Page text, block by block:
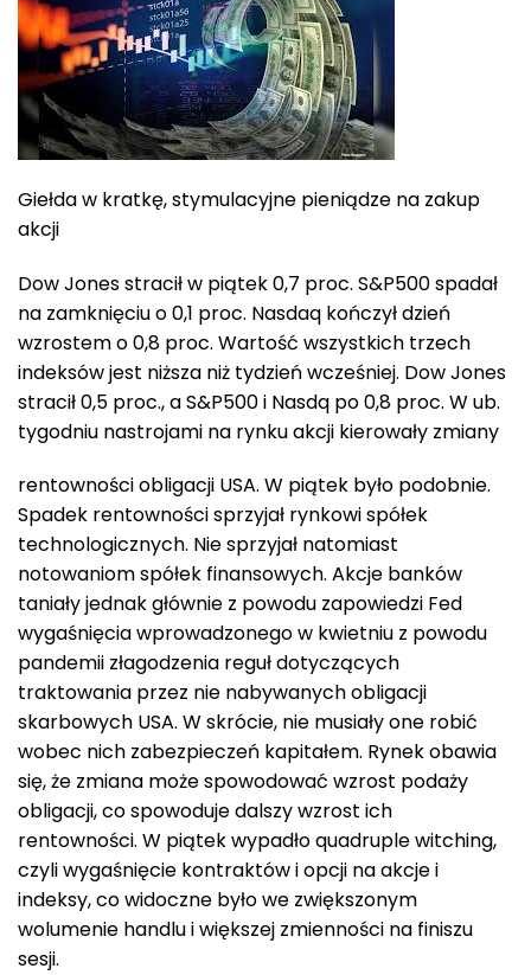
Giełda w kratkę, stymulacyjne pieniądze na zakup
akcji
Dow Jones stracił w piątek 0,7 proc. S&P500 spadał
na zamknięciu o 0,1 proc. Nasdaq kończył dzień
wzrostem o 0,8 proc. Wartość wszystkich trzech
indeksów jest niższa niż tydzień wcześniej. Dow Jones
stracił 0,5 proc., a S&P500 i Nasdq po 0,8 proc. W ub.
tygodniu nastrojami na rynku akcji kierowały zmiany
rentowności obligacji USA. W piątek było podobnie.
Spadek rentowności sprzyjał rynkowi spółek
technologicznych. Nie sprzyjał natomiast
notowaniom spółek finansowych. Akcje banków
taniały jednak głównie z powodu zapowiedzi Fed
wygaśnięcia wprowadzonego w kwietniu z powodu
pandemii złagodzenia reguł dotyczących
traktowania przez nie nabywanych obligacji
skarbowych USA. W skrócie, nie musiały one robić
wobec nich zabezpieczeń kapitałem. Rynek obawia
się, że zmiana może spowodować wzrost podaży
obligacji, co spowoduje dalszy wzrost ich
rentowności. W piątek wypadło quadruple witching,
czyli wygaśnięcie kontraktów i opcji na akcje i
indeksy, co widoczne było we zwiększonym
wolumenie handlu i większej zmienności na finiszu
sesji.